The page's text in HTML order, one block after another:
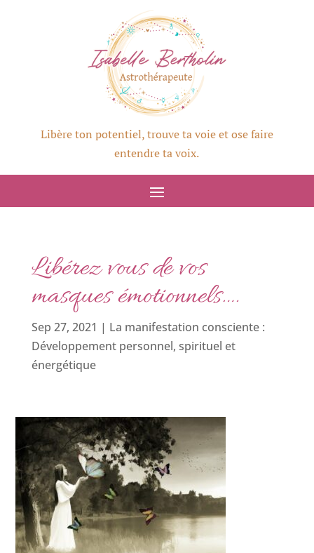
Libère ton potentiel, trouve ta voie et ose faire
entendre ta voix.
Libérez vous de vos
masques émotionnels….
Sep 27, 2021 | La manifestation consciente :
Développement personnel, spirituel et
énergétique